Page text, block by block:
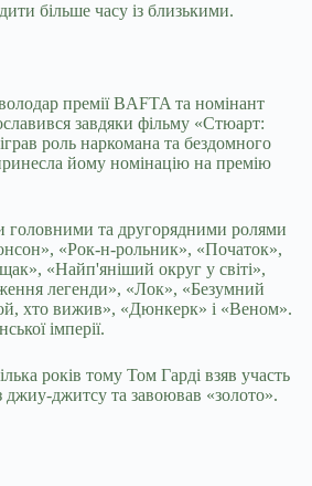
більше часу із близькими.
премії BAFTA та номінант
завдяки фільму «Стюарт:
роль наркомана та бездомного
йому номінацію на премію
головними та другорядними ролями
«Рок-н-рольник», «Початок»,
«Найп'яніший округ у світі»,
легенди», «Лок», «Безумний
хто вижив», «Дюнкерк» і «Веном».
імперії.
років тому Том Гарді взяв участь
джиу-джитсу та завоював «золото».